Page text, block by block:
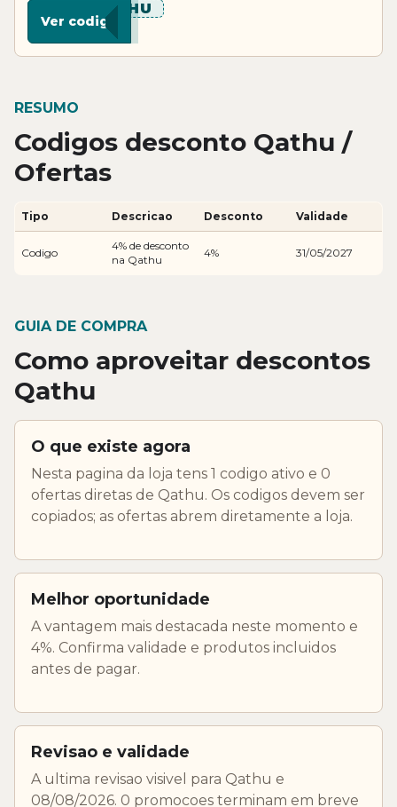
***THU
Ver codigo
RESUMO
Codigos desconto Qathu /
Ofertas
Tipo Descricao Desconto Validade
Codigo
4% de desconto
na Qathu
4% 31/05/2027
GUIA DE COMPRA
Como aproveitar descontos
Qathu
O que existe agora
Nesta pagina da loja tens 1 codigo ativo e 0
ofertas diretas de Qathu. Os codigos devem ser
copiados; as ofertas abrem diretamente a loja.
Melhor oportunidade
A vantagem mais destacada neste momento e
4%. Confirma validade e produtos incluidos
antes de pagar.
Revisao e validade
A ultima revisao visivel para Qathu e
08/08/2026. 0 promocoes terminam em breve